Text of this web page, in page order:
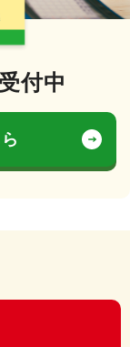
付中